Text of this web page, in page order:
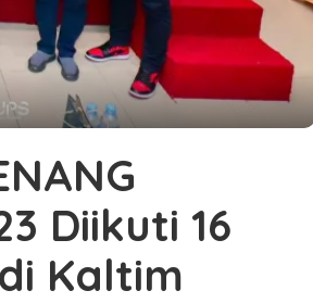
Diikuti 16
Kaltim